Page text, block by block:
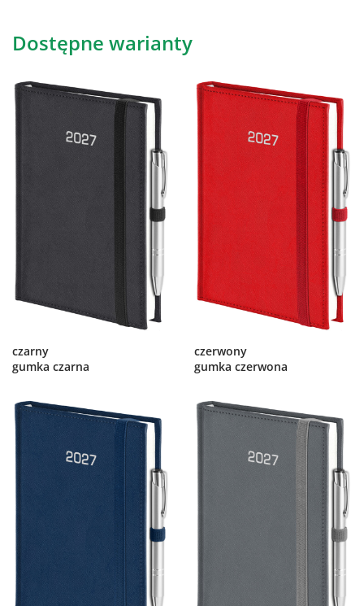
Dostępne warianty
czarny
gumka czarna
czerwony
gumka czerwona